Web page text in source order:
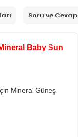
Soru ve Cevap
Baby Sun
Mineral Güneş